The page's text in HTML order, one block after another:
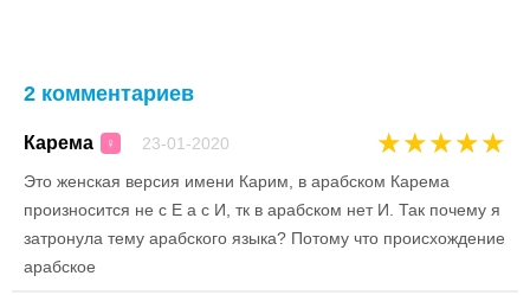
2 комментариев
Карема ♀ 23-01-2020 ★★★★★
Это женская версия имени Карим, в арабском Карема
произносится не с Е а с И, тк в арабском нет И. Так почему я
затронула тему арабского языка? Потому что происхождение
арабское